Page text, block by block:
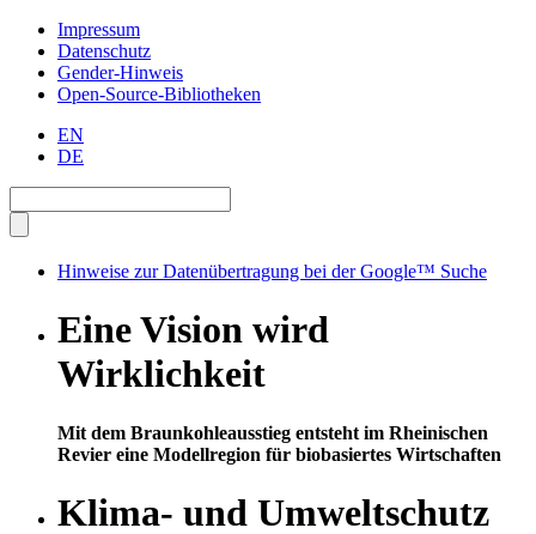
Impressum
Datenschutz
Gender-Hinweis
Open-Source-Bibliotheken
EN
DE
Hinweise zur Datenübertragung bei der Google™ Suche
Eine Vision wird
Wirklichkeit
Mit dem Braunkohleausstieg entsteht im Rheinischen
Revier eine Modellregion für biobasiertes Wirtschaften
Klima- und Umweltschutz